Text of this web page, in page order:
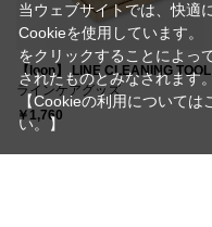
【loon】 LINE CLEANING TOOL
ラインケアグッズ
￥1,760
当ウェブサイトでは、快適
Cookieを使用しています。
をクリックすることによっ
されたものとみなされます。
【Cookieの利用については
い。】